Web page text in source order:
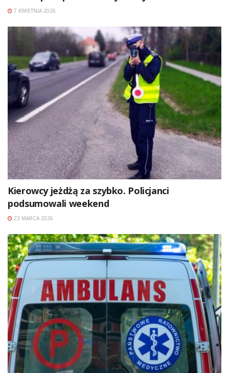
7 KWIETNIA 2026
Kierowcy jeżdżą za szybko. Policjanci
podsumowali weekend
23 MARCA 2026